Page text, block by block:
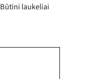
Būtini laukeliai